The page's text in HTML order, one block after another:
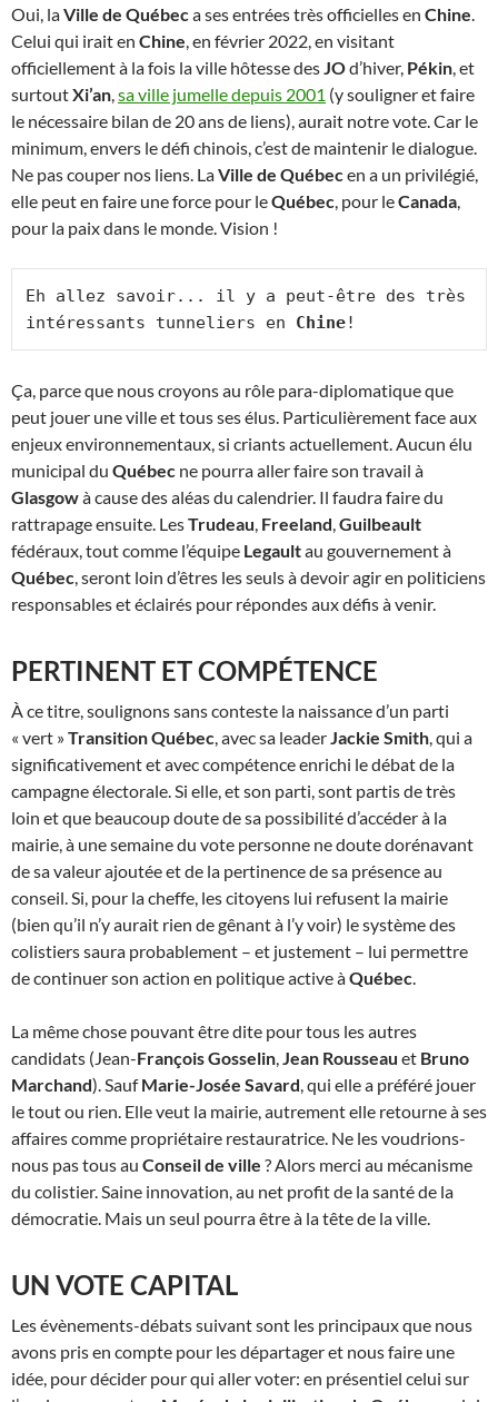
Oui, laVille de Québeca ses entrées très officielles en Chine.
Celui qui irait en Chine, en février 2022, en visitant
officiellement à la fois la ville hôtesse desJOd’hiver, Pékin, et
surtoutXi’an,sa ville jumelle depuis 2001 (y souligner et faire
le nécessaire bilan de 20 ans de liens), aurait notre vote. Car le
minimum, envers le défi chinois, c’est de maintenir le dialogue.
Ne pas couper nos liens. LaVille de Québecen a un privilégié,
elle peut en faire une force pour leQuébec, pour leCanada,
pour la paix dans le monde. Vision !
Eh allez savoir... il y a peut-être des très
intéressants tunneliers en Chine!
Ça, parce que nous croyons au rôle para-diplomatique que
peut jouer une ville et tous ses élus. Particulièrement face aux
enjeux environnementaux, si criants actuellement. Aucun élu
municipal du Québec ne pourra aller faire son travail à
Glasgowà cause des aléas du calendrier. Il faudra faire du
rattrapage ensuite. LesTrudeau, Freeland,Guilbeault
fédéraux, tout comme l’équipe Legaultau gouvernement à
Québec, seront loin d’êtres les seuls à devoir agir en politiciens
responsables et éclairés pour répondes aux défis à venir.
PERTINENT ET COMPÉTENCE
À ce titre, soulignons sans conteste la naissance d’un parti
« vert »Transition Québec, avec sa leaderJackie Smith, qui a
significativement et avec compétence enrichi le débat de la
campagne électorale. Si elle, et son parti, sont partis de très
loin et que beaucoup doute de sa possibilité d’accéder à la
mairie, à une semaine du vote personne ne doute dorénavant
de sa valeur ajoutée et de la pertinence de sa présence au
conseil. Si, pour la cheffe, les citoyens lui refusent la mairie
(bien qu’il n’y aurait rien de gênant à l’y voir) le système des
colistiers saura probablement – et justement – lui permettre
de continuer son action en politique active àQuébec.
La même chose pouvant être dite pour tous les autres
candidats (Jean-François Gosselin,Jean Rousseau et Bruno
Marchand). SaufMarie-Josée Savard, qui elle a préféré jouer
le tout ou rien. Elle veut la mairie, autrement elle retourne à ses
affaires comme propriétaire restauratrice. Ne les voudrions-
nous pas tous au Conseil de ville ? Alors merci au mécanisme
du colistier. Saine innovation, au net profit de la santé de la
démocratie. Mais un seul pourra être à la tête de la ville.
UN VOTE CAPITAL
Les évènements-débats suivant sont les principaux que nous
avons pris en compte pour les départager et nous faire une
idée, pour décider pour qui aller voter: en présentiel celui sur